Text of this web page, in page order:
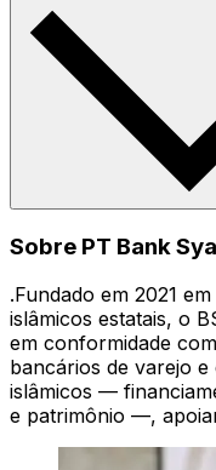
Sobre PT Bank
.Fundado em 2021
islâmicos estatais, o
em conformidade
bancários de varejo
islâmicos —
e patrimônio —,